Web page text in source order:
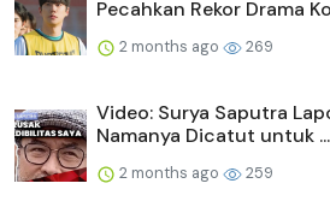
Pecahkan Rekor Drama
2 months ago 269
Video: Surya Saputra
Namanya Dicatut untuk ...
2 months ago 259